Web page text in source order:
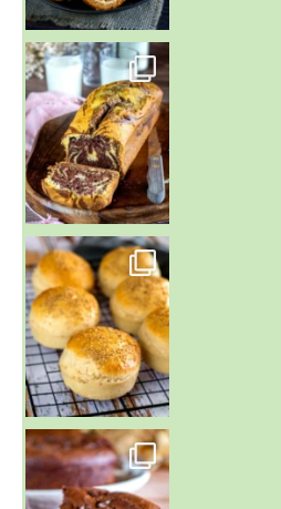
~ BUNS MAISON ~
Un peu de boulange par ici au
~ GÂTEAU FONDANT CHOCO NOISETTE ~
C'est lundi